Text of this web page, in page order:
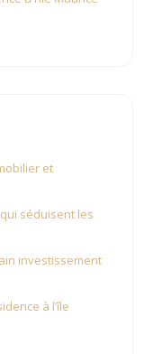
et
séduisent les
investissement
à l’île